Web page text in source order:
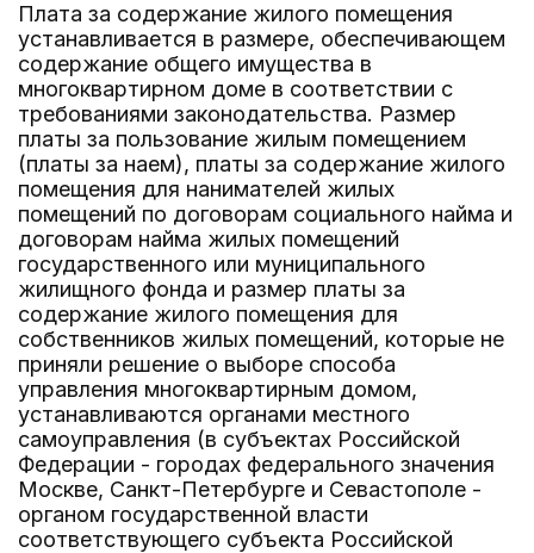
Плата за содержание жилого помещения
устанавливается в размере, обеспечивающем
содержание общего имущества в
многоквартирном доме в соответствии с
требованиями законодательства. Размер
платы за пользование жилым помещением
(платы за наем), платы за содержание жилого
помещения для нанимателей жилых
помещений по договорам социального найма и
договорам найма жилых помещений
государственного или муниципального
жилищного фонда и размер платы за
содержание жилого помещения для
собственников жилых помещений, которые не
приняли решение о выборе способа
управления многоквартирным домом,
устанавливаются органами местного
самоуправления (в субъектах Российской
Федерации - городах федерального значения
Москве, Санкт-Петербурге и Севастополе -
органом государственной власти
соответствующего субъекта Российской